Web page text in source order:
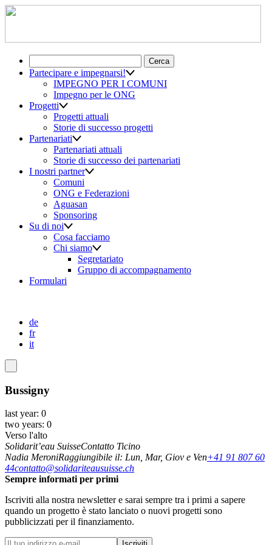
per:
Partecipare e impegnarsi!
IMPEGNO PER I COMUNI
Impegno per le ONG
Progetti
Progetti attuali
Storie di successo progetti
Partenariati
Partenariati attuali
Storie di successo dei partenariati
I nostri partner
Comuni
ONG e Federazioni
Aguasan
Sponsoring
Su di noi
Cosa facciamo
Chi siamo
Segretariato
Gruppo di accompagnamento
Formulari
de
fr
it
Bussigny
last year: 0
two years: 0
Verso l'alto
Solidarit’eau SuisseContatto Ticino
Nadia MeroniRaggiungibile il: Lun, Mar, Giov e Ven+41 91 807 60
44contatto@solidariteausuisse.ch
Sempre informati per primi
Iscriviti alla nostra newsletter e sarai sempre tra i primi a sapere
quando un progetto è stato lanciato o nuovi progetti sono
pubblicizzati per il finanziamento.